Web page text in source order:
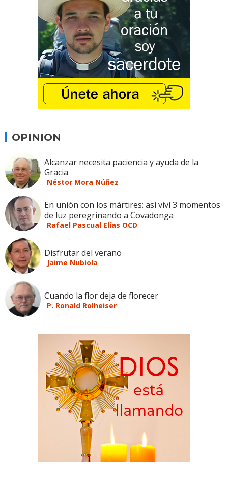
OPINION
Alcanzar necesita paciencia y ayuda de la
Gracia
Néstor Mora Núñez
En unión con los mártires: así viví 3 momentos
de luz peregrinando a Covadonga
Rafael Pascual Elías OCD
Disfrutar del verano
Jaime Nubiola
Cuando la flor deja de florecer
P. Ronald Rolheiser